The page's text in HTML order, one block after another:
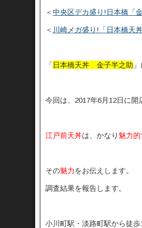
＜中央区デカ盛り!日本橋「
＜ 川崎メガ盛り!「日本橋
「日本橋天丼 金子半之助
今回は、2017年6月12日に開
江戸前天丼は、かなり 魅力的
その魅力 をお伝えします。
調査結果を報告します。
小川町駅・淡路町駅から徒歩